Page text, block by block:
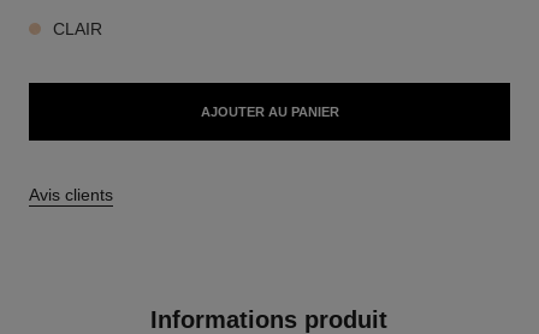
CLAIR
AJOUTER AU PANIER
Avis clients
Informations produit